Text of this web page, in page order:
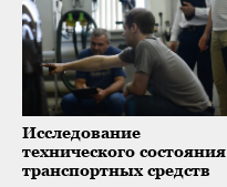
Исследование
технического состояния
транспортных средств